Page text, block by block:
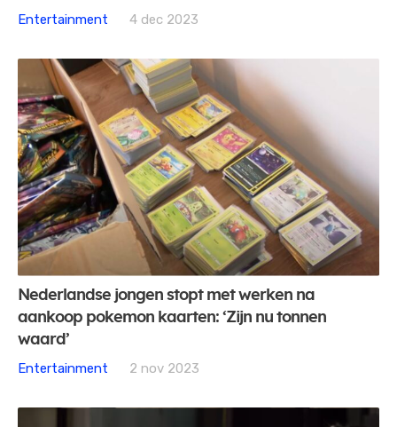
Entertainment
4 dec 2023
Nederlandse jongen stopt met werken na
aankoop pokemon kaarten: ‘Zijn nu tonnen
waard’
Entertainment
2 nov 2023